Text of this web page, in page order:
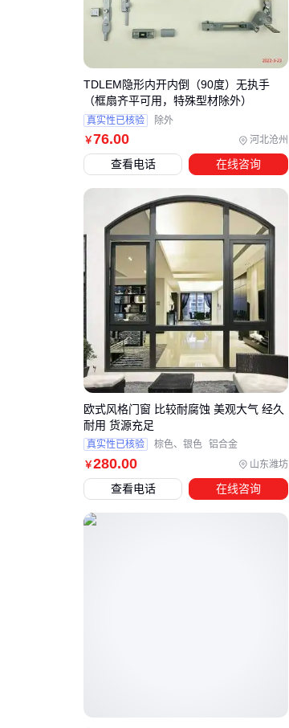
￥76.00 河北沧州
TDLEM隐形内开内倒（90度）无执手
（框扇齐平可用，特殊型材除外）
真实性已核验 除外
查看电话 在线咨询
￥280.00 山东潍坊
欧式风格门窗 比较耐腐蚀 美观大气 经久
耐用 货源充足
真实性已核验 棕色、银色 铝合金
查看电话 在线咨询